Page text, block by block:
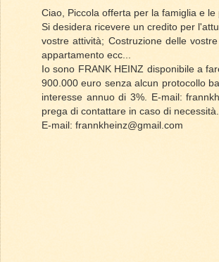
Ciao, Piccola offerta per la famiglia e le
Si desidera ricevere un credito per
vostre attività; Costruzione delle
appartamento ecc...
Io sono FRANK HEINZ disponibile a
900.000 euro senza alcun protocollo
interesse annuo di 3%. E-mail:
prega di contattare in caso di necessità.
E-mail: frannkheinz@gmail.com